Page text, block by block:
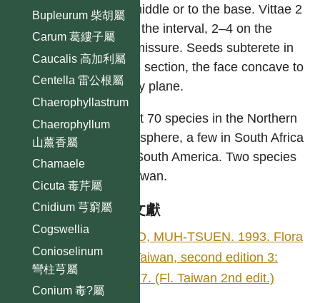
Bupleurum 柴胡屬
Carum 葛縷子屬
Caucalis 高加利屬
Centella 雷公根屬
Chaerophyllastrum
Chaerophyllum
山薰香屬
Chamaele
Cicuta 毒芹屬
Cnidium 芎窮屬
Cogswellia
Conioselinum
彎柱芎屬
Conium 毒?屬
the middle or to the base. Vittae 2
–5 in the interval, 2–4 on the
commissure. Seeds subterete in
cross section, the face concave to
nearly plane.
About 70 species in the Northern
Hemisphere, a few in South Africa
and South America. Two species
in Taiwan.
參考文獻
KAO, MUH-TSUEN. 1993. Flora
of Taiwan, second edition 3:
1037. (Fl. Taiwan 2nd edit.)